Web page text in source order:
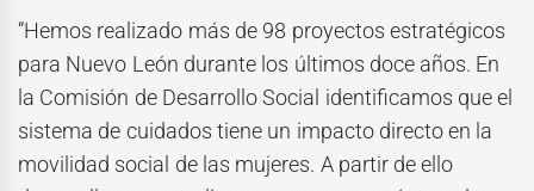
“Hemos realizado más de 98 proyectos estratégicos
para Nuevo León durante los últimos doce años. En
la Comisión de Desarrollo Social identificamos que el
sistema de cuidados tiene un impacto directo en la
movilidad social de las mujeres. A partir de ello